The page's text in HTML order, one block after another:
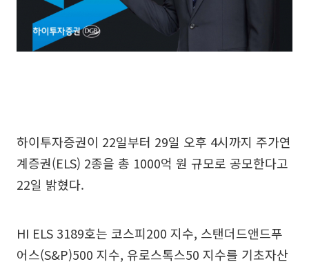
하이투자증권이 22일부터 29일 오후 4시까지 주가연
계증권(ELS) 2종을 총 1000억 원 규모로 공모한다고
22일 밝혔다.
HI ELS 3189호는 코스피200 지수, 스탠더드앤드푸
어스(S&P)500 지수, 유로스톡스50 지수를 기초자산